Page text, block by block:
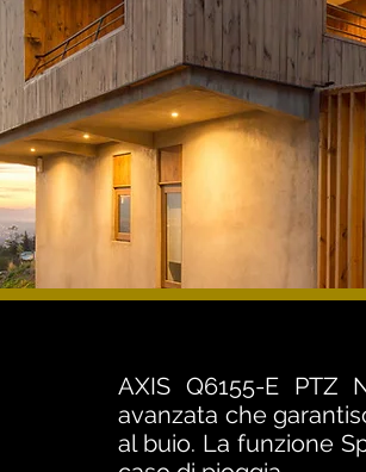
AXIS Q6155-E PTZ
avanzata che
al buio. La funzione